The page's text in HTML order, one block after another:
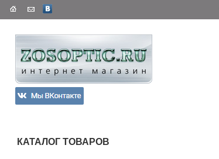
КАТАЛОГ ТОВАРОВ